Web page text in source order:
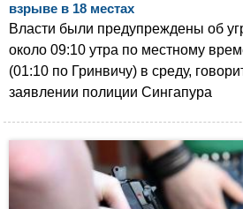
взрыве в 18 местах
Власти были предупреждены об
около 09:10 утра по местному
(01:10 по Гринвичу) в среду,
заявлении полиции Сингапура